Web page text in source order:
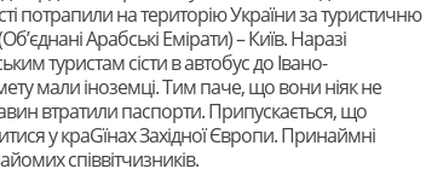
потрапили на територію України за туристичню
Арабські Емірати) – Київ. Наразі
туристам сісти в автобус до Івано-
мали іноземці. Тим паче, що вони ніяк не
втратили паспорти. Припускається, що
у краGїнах Західної Європи. Принаймні
співвітчизників.